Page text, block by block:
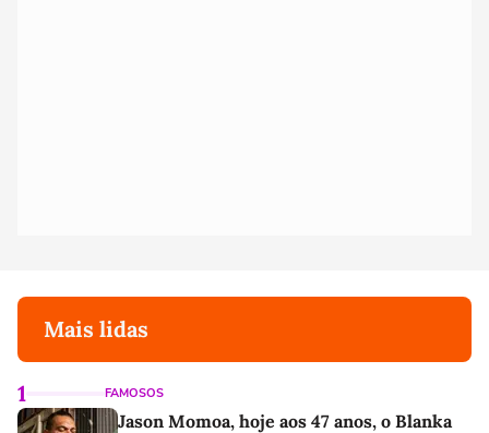
Mais lidas
1 FAMOSOS
Jason Momoa, hoje aos 47 anos, o Blanka